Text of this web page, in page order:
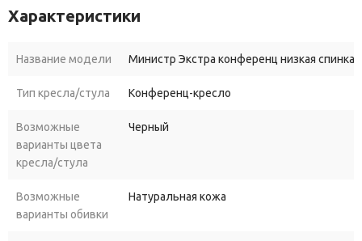
Характеристики
Название модели Министр Экстра конференц низкая спинка
Тип кресла/стула Конференц-кресло
Возможные
варианты цвета
кресла/стула
Черный
Возможные
варианты обивки
Натуральная кожа